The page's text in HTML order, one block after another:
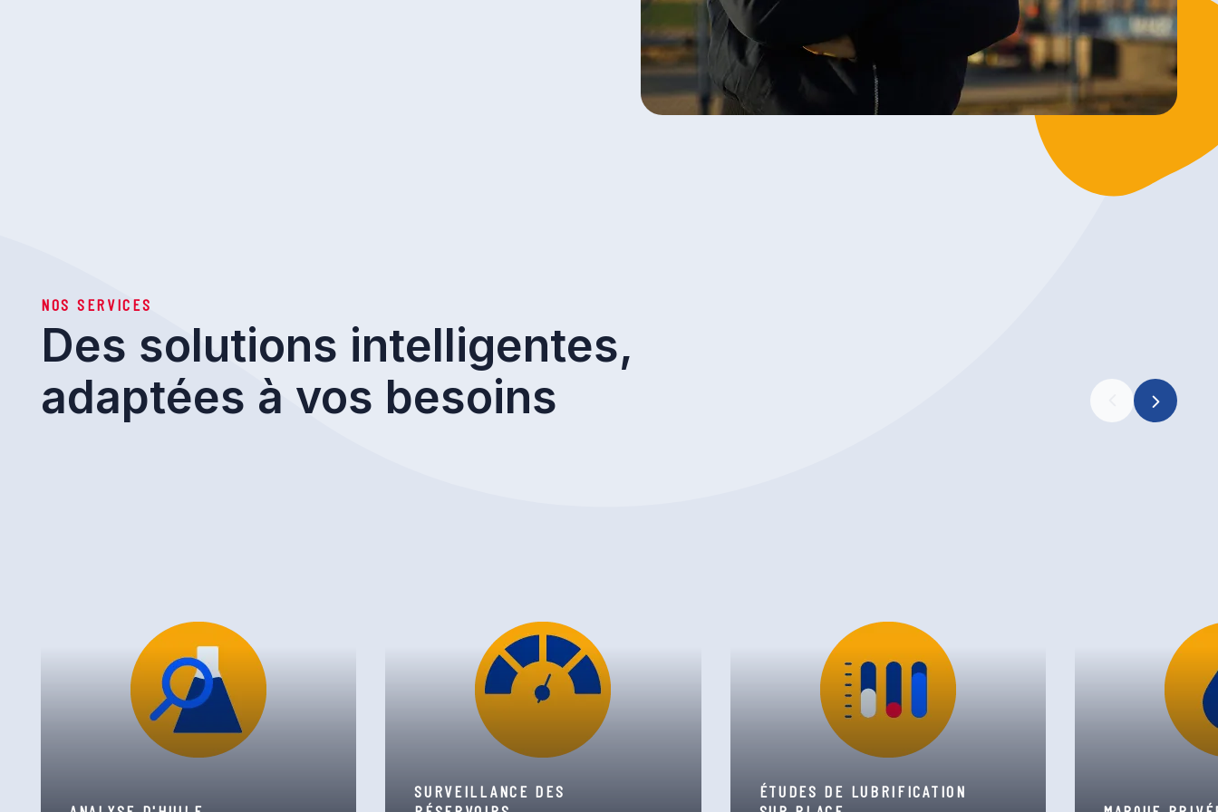
NOS SERVICES
Des solutions intelligentes,
adaptées à vos besoins
SURVEILLANCE DES
ÉTUDES DE LUBRIFICATION